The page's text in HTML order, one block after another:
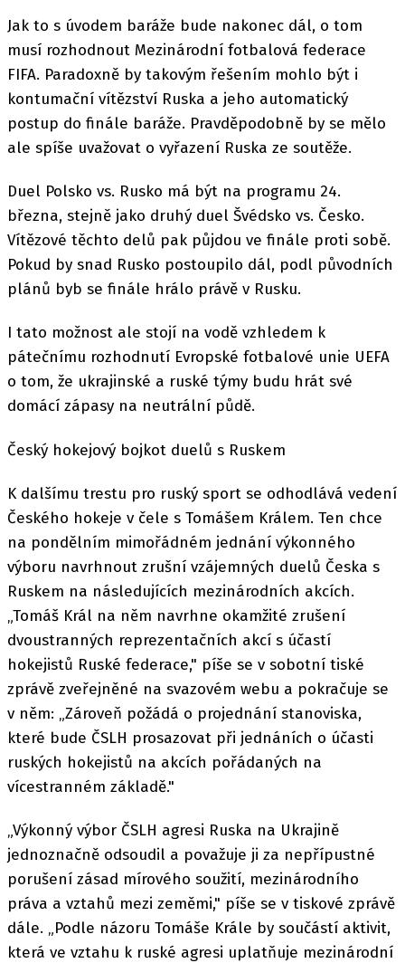
Jak to s úvodem baráže bude nakonec dál, o tom
musí rozhodnout Mezinárodní fotbalová federace
FIFA. Paradoxně by takovým řešením mohlo být i
kontumační vítězství Ruska a jeho automatický
postup do finále baráže. Pravděpodobně by se mělo
ale spíše uvažovat o vyřazení Ruska ze soutěže.
Duel Polsko vs. Rusko má být na programu 24.
března, stejně jako druhý duel Švédsko vs. Česko.
Vítězové těchto delů pak půjdou ve finále proti sobě.
Pokud by snad Rusko postoupilo dál, podl původních
plánů byb se finále hrálo právě v Rusku.
I tato možnost ale stojí na vodě vzhledem k
pátečnímu rozhodnutí Evropské fotbalové unie UEFA
o tom, že ukrajinské a ruské týmy budu hrát své
domácí zápasy na neutrální půdě.
Český hokejový bojkot duelů s Ruskem
K dalšímu trestu pro ruský sport se odhodlává vedení
Českého hokeje v čele s Tomášem Králem. Ten chce
na pondělním mimořádném jednání výkonného
výboru navrhnout zrušní vzájemných duelů Česka s
Ruskem na následujících mezinárodních akcích.
„Tomáš Král na něm navrhne okamžité zrušení
dvoustranných reprezentačních akcí s účastí
hokejistů Ruské federace," píše se v sobotní tiské
zprávě zveřejněné na svazovém webu a pokračuje se
v něm: „Zároveň požádá o projednání stanoviska,
které bude ČSLH prosazovat při jednáních o účasti
ruských hokejistů na akcích pořádaných na
vícestranném základě."
„Výkonný výbor ČSLH agresi Ruska na Ukrajině
jednoznačně odsoudil a považuje ji za nepřípustné
porušení zásad mírového soužití, mezinárodního
práva a vztahů mezi zeměmi," píše se v tiskové zprávě
dále. „Podle názoru Tomáše Krále by součástí aktivit,
která ve vztahu k ruské agresi uplatňuje mezinárodní